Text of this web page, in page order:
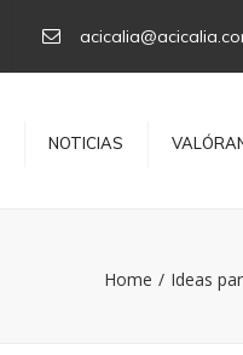
NOTICIAS
Home Ideas